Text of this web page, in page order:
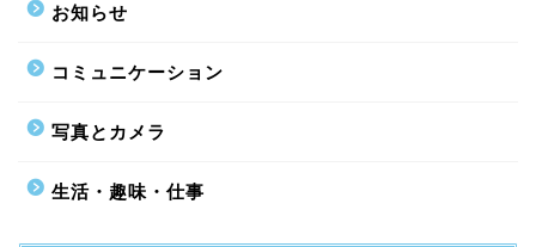
お知らせ
コミュニケーション
写真とカメラ
生活・趣味・仕事